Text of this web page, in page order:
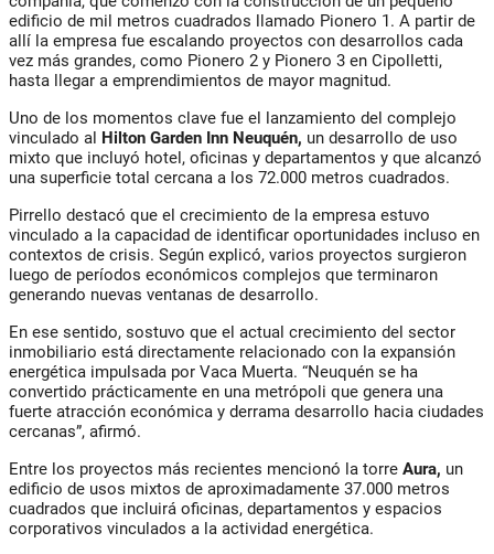
edificio de mil metros cuadrados llamado Pionero 1. A partir de
allí la empresa fue escalando proyectos con desarrollos cada
vez más grandes, como Pionero 2 y Pionero 3 en Cipolletti,
hasta llegar a emprendimientos de mayor magnitud.
Uno de los momentos clave fue el lanzamiento del complejo
vinculado al Hilton Garden Inn Neuquén, un desarrollo de uso
mixto que incluyó hotel, oficinas y departamentos y que alcanzó
una superficie total cercana a los 72.000 metros cuadrados.
Pirrello destacó que el crecimiento de la empresa estuvo
vinculado a la capacidad de identificar oportunidades incluso en
contextos de crisis. Según explicó, varios proyectos surgieron
luego de períodos económicos complejos que terminaron
generando nuevas ventanas de desarrollo.
En ese sentido, sostuvo que el actual crecimiento del sector
inmobiliario está directamente relacionado con la expansión
energética impulsada por Vaca Muerta. “Neuquén se ha
convertido prácticamente en una metrópoli que genera una
fuerte atracción económica y derrama desarrollo hacia ciudades
cercanas”, afirmó.
Entre los proyectos más recientes mencionó la torre Aura, un
edificio de usos mixtos de aproximadamente 37.000 metros
cuadrados que incluirá oficinas, departamentos y espacios
corporativos vinculados a la actividad energética.